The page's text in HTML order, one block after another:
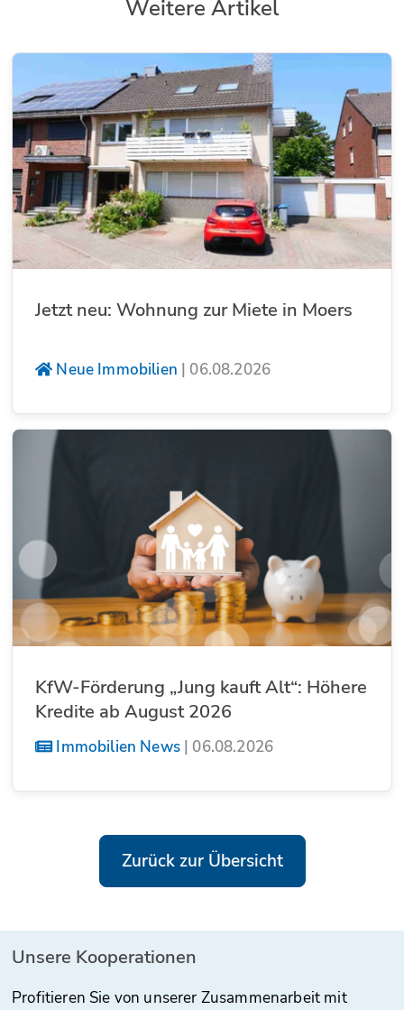
Weitere Artikel
Jetzt neu: Wohnung zur Miete in Moers
Neue Immobilien | 06.08.2026
KfW-Förderung „Jung kauft Alt“: Höhere
Kredite ab August 2026
Immobilien News| 06.08.2026
Zurück zur Übersicht
Unsere Kooperationen
Profitieren Sie von unserer Zusammenarbeit mit